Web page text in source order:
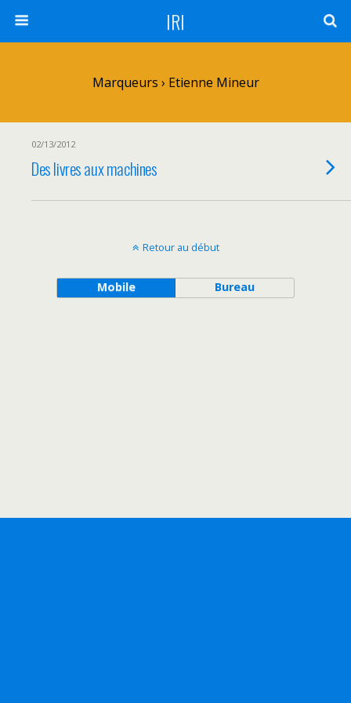
IRI
Marqueurs › Etienne Mineur
02/13/2012
Des livres aux machines
Retour au début
Mobile Bureau